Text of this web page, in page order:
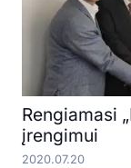
Rengiamasi
įrengimui
2020.07.20